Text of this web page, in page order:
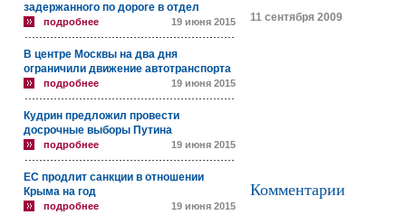
задержанного по дороге в отдел
подробнее 19 июня 2015
В центре Москвы на два дня
ограничили движение автотранспорта
подробнее 19 июня 2015
Кудрин предложил провести
досрочные выборы Путина
подробнее 19 июня 2015
ЕС продлит санкции в отношении
Крыма на год
подробнее 19 июня 2015
11 сентября 2009
Комментарии